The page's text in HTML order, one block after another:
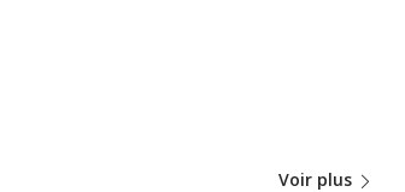
Voir plus